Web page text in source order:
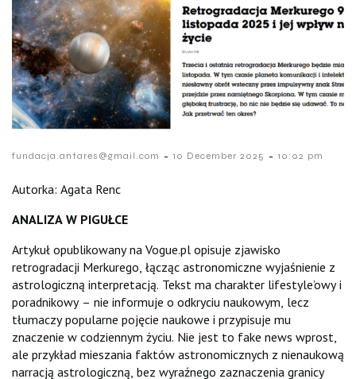
fundacja.antares@gmail.com - 10 December 2025 - 10:02 pm
Autorka: Agata Renc
ANALIZA W PIGUŁCE
Artykuł opublikowany na Vogue.pl opisuje zjawisko
retrogradacji Merkurego, łącząc astronomiczne wyjaśnienie z
astrologiczną interpretacją. Tekst ma charakter lifestyle’owy i
poradnikowy – nie informuje o odkryciu naukowym, lecz
tłumaczy popularne pojęcie naukowe i przypisuje mu
znaczenie w codziennym życiu. Nie jest to fake news wprost,
ale przykład mieszania faktów astronomicznych z nienaukową
narracją astrologiczną, bez wyraźnego zaznaczenia granicy